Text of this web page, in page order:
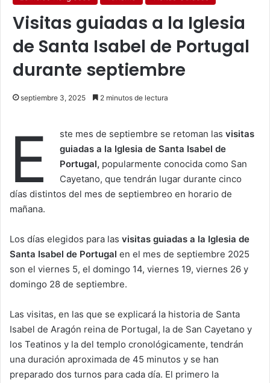
Visitas guiadas a la Iglesia
de Santa Isabel de Portugal
durante septiembre
septiembre 3, 2025 2 minutos de lectura
E ste mes de septiembre se retoman las visitas
guiadas a la Iglesia de Santa Isabel de
Portugal, popularmente conocida como San
Cayetano, que tendrán lugar durante cinco
días distintos del mes de septiembreo en horario de
mañana.
Los días elegidos para las visitas guiadas a la Iglesia de
Santa Isabel de Portugal en el mes de septiembre 2025
son el viernes 5, el domingo 14, viernes 19, viernes 26 y
domingo 28 de septiembre.
Las visitas, en las que se explicará la historia de Santa
Isabel de Aragón reina de Portugal, la de San Cayetano y
los Teatinos y la del templo cronológicamente, tendrán
una duración aproximada de 45 minutos y se han
preparado dos turnos para cada día. El primero la